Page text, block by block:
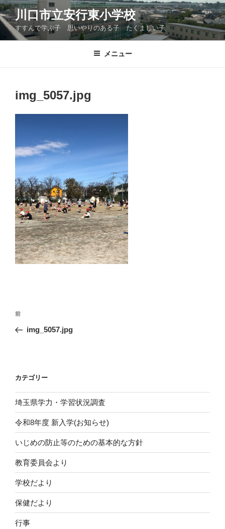
コ
ン
テ
ン
川口市立安行東小学校
すすんで学ぶ子 思いやりのある子 たくましい子
メニュー
img_5057.jpg
投
ナ
ー
シ
ョ
ン
前
の
前
img_5057.jpg
カテゴリー
埼玉県学力・学習状況調査
令和8年度 新入学(お知らせ)
いじめの防止等のための基本的な方針
教育委員会より
学校だより
保健だより
行事